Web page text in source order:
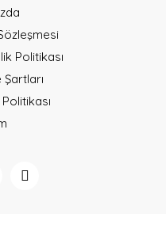
Politikası